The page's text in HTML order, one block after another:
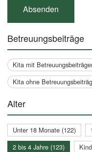
Betreuungsbeiträge
Kita mit
Kita ohne
Alter
Unter 18 Monate (122)
2 bis 4 Jahre (123)